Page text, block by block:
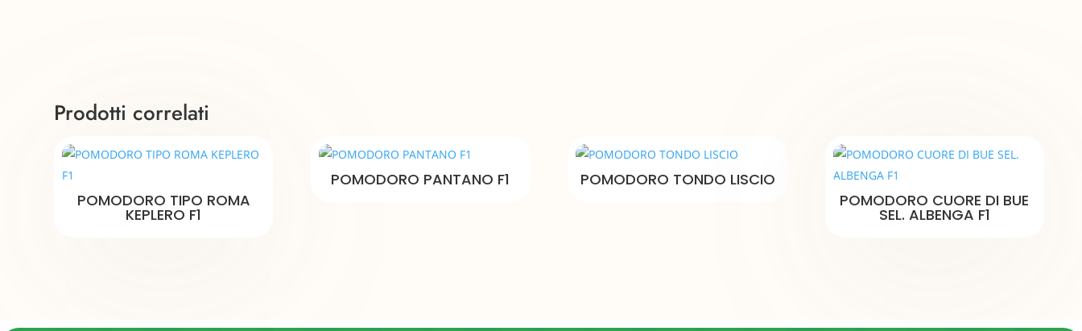
Prodotti correlati
POMODORO TIPO ROMA
KEPLERO F1
POMODORO PANTANO F1
POMODORO TONDO LISCIO
POMODORO CUORE DI BUE
SEL. ALBENGA F1